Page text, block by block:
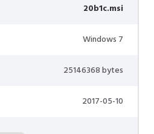
20b1c.msi
Windows 7
25146368 bytes
2017-05-10